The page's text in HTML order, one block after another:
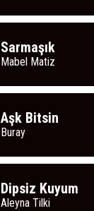
Sarmaşık
Mabel Matiz
Aşk Bitsin
Buray
Dipsiz Kuyum
Aleyna Tilki